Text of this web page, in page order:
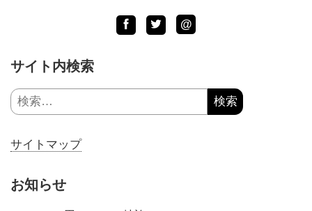
Facebook
TwitterLINE
@
サイト内検索
検
索:
サイトマップ
お知らせ